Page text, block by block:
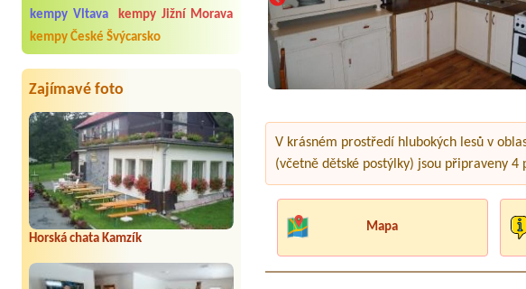
kempy Vltava
kempy Jižní Morava
kempy České Švýcarsko
Zajímavé foto
Horská chata Kamzík
V krásném prostředí hlubokých lesů v
(včetně dětské postýlky) jsou připraveny 4
Mapa